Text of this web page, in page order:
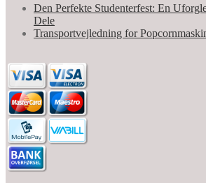
Den Perfekte Studenterfest: En
Dele
Transportvejledning for